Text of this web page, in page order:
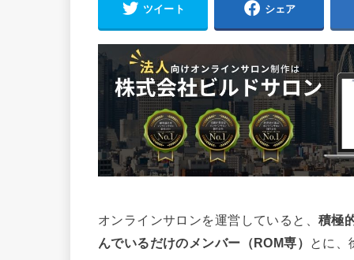
ツイート シェア
オンラインサロンを運営していると、積極
んでいるだけのメンバー（ROM専）
とに、